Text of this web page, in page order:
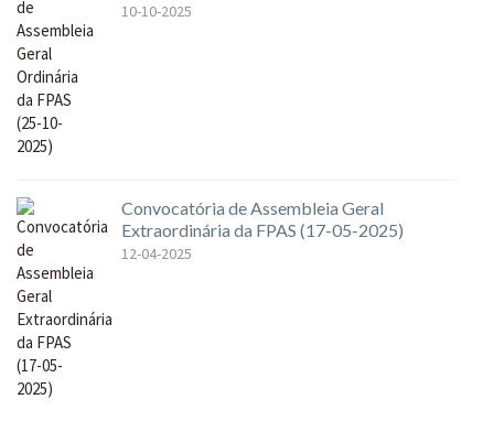
10-10-2025
Convocatória de Assembleia Geral
Extraordinária da FPAS (17-05-2025)
12-04-2025